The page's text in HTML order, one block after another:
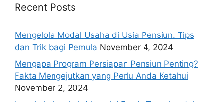
Recent Posts
Mengelola Modal Usaha di Usia Pensiun: Tips
dan Trik bagi Pemula November 4, 2024
Mengapa Program Persiapan Pensiun Penting?
Fakta Mengejutkan yang Perlu Anda Ketahui
November 2, 2024